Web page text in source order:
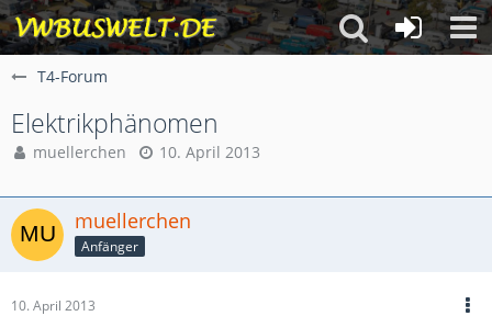
T4-Forum
Elektrikphänomen
muellerchen 10. April 2013
muellerchen
Anfänger
10. April 2013